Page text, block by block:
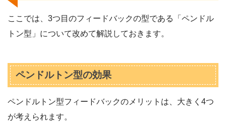
ここでは、3つ目のフィードバックの型である「ペンドル
トン型」について改めて解説しておきます。
ペンドルトン型の効果
ペンドルトン型フィードバックのメリットは、大きく4つ
が考えられます。